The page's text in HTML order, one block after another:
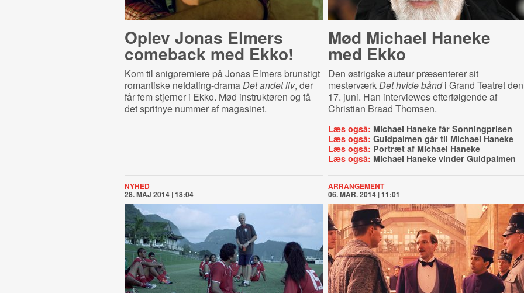
Oplev Jonas Elmers
comeback med Ekko!
Kom til snigpremiere på Jonas Elmers brunstigt
romantiske netdating-dramaDet andet liv, der
får fem stjerner i Ekko. Mød instruktøren og få
det spritnye nummer af magasinet.
Mød Michael Haneke
med Ekko
Den østrigske auteur præsenterer sit
mesterværkDet hvide båndi Grand Teatret den
17. juni. Han interviewes efterfølgende af
Christian Braad Thomsen.
Læs også: Michael Haneke får Sonningprisen
Læs også: Guldpalmen går til Michael Haneke
Læs også: Portræt af Michael Haneke
Læs også: Michael Haneke vinder Guldpalmen
NYHED
28. MAJ 2014 | 18:04
ARRANGEMENT
06. MAR. 2014 | 11:01